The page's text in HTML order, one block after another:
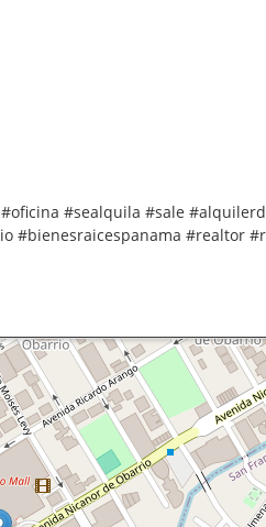
#sealquila #sale
#realtor